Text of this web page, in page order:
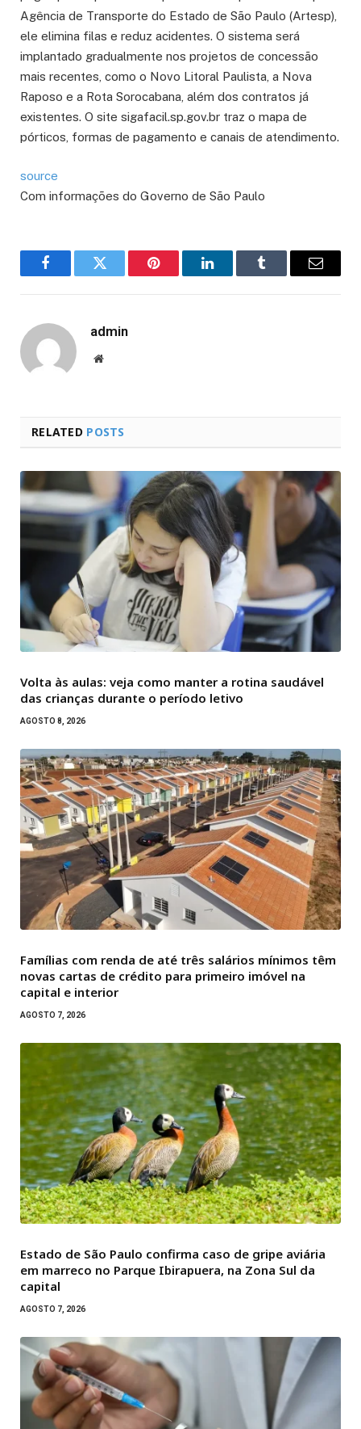
Agência de Transporte do Estado de São Paulo (Artesp),
ele elimina filas e reduz acidentes. O sistema será
implantado gradualmente nos projetos de concessão
mais recentes, como o Novo Litoral Paulista, a Nova
Raposo e a Rota Sorocabana, além dos contratos já
existentes. O site sigafacil.sp.gov.br traz o mapa de
pórticos, formas de pagamento e canais de atendimento.
source
Com informações do Governo de São Paulo
FacebookTwitter Pinterest LinkedInTumblr Email
admin
Website
RELATED POSTS
Volta às aulas: veja como manter a rotina saudável
das crianças durante o período letivo
AGOSTO 8, 2026
Famílias com renda de até três salários mínimos têm
novas cartas de crédito para primeiro imóvel na
capital e interior
AGOSTO 7, 2026
Estado de São Paulo confirma caso de gripe aviária
em marreco no Parque Ibirapuera, na Zona Sul da
capital
AGOSTO 7, 2026